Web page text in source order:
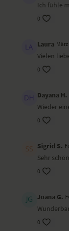
Ich fühle
0
Laura
Vielen
0
Dayana H.
Wieder
0
Sigrid S.
Sehr
0
Joana G.
0